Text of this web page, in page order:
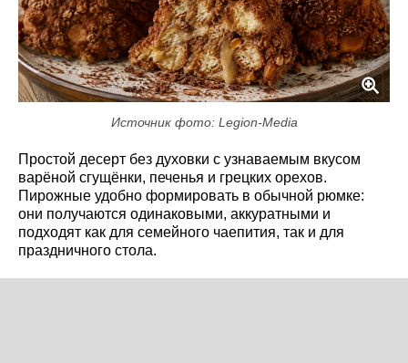
Источник фото: Legion-Media
Простой десерт без духовки с узнаваемым вкусом
варёной сгущёнки, печенья и грецких орехов.
Пирожные удобно формировать в обычной рюмке:
они получаются одинаковыми, аккуратными и
подходят как для семейного чаепития, так и для
праздничного стола.